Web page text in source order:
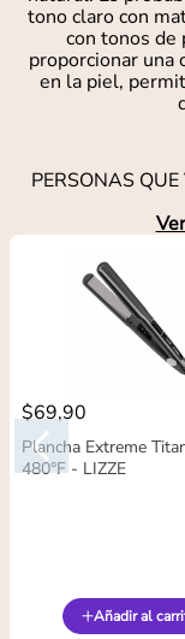
tono claro con
con tonos de
proporcionar una
en la piel,
PERSONAS
$69,90
Plancha Extreme
480°F - LIZZE
Añadir al